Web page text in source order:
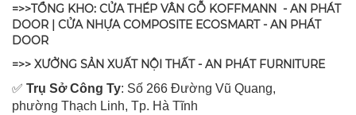
=>>TỔNG KHO: CỬA THÉP VÂN GỖ KOFFMANN - AN PHÁT
DOOR | CỬA NHỰA COMPOSITE ECOSMART - AN PHÁT
DOOR
=>> XƯỞNG SẢN XUẤT NỘI THẤT - AN PHÁT FURNITURE
✅ Trụ Sở Công Ty: Số 266 Đường Vũ Quang,
phường Thạch Linh, Tp. Hà Tĩnh